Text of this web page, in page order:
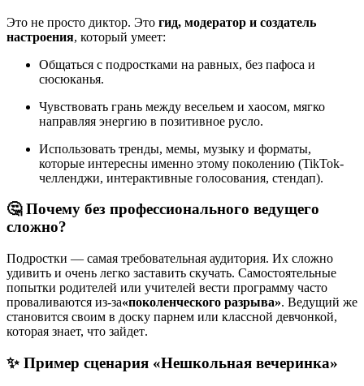
Это не просто диктор. Это гид, модератор и создатель
настроения, который умеет:
Общаться с подростками на равных, без пафоса и
сюсюканья.
Чувствовать грань между весельем и хаосом, мягко
направляя энергию в позитивное русло.
Использовать тренды, мемы, музыку и форматы,
которые интересны именно этому поколению (TikTok-
челленджи, интерактивные голосования, стендап).
🤔 Почему без профессионального ведущего
сложно?
Подростки — самая требовательная аудитория. Их сложно
удивить и очень легко заставить скучать. Самостоятельные
попытки родителей или учителей вести программу часто
проваливаются из-за«поколенческого разрыва». Ведущий же
становится своим в доску парнем или классной девчонкой,
которая знает, что зайдет.
✨ Пример сценария «Нешкольная вечеринка»